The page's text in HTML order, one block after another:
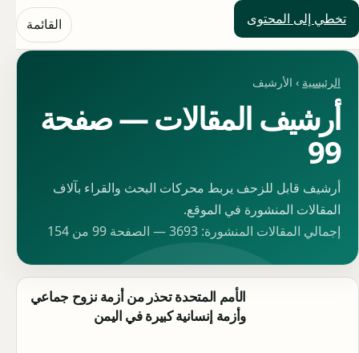
تخطي إلى المحتوى
حلول العالم القائمة
الرئيسية › الأرشيف
أرشيف المقالات — صفحة
99
أرشيف قابل للزحف يربط محركات البحث والقراء بآلاف
المقالات المنشورة في الموقع.
إجمالي المقالات المنشورة: 3693 — الصفحة 99 من 154
الأمم المتحدة تحذر من أزمة نزوح جماعي
وأزمة إنسانية كبيرة في اليمن